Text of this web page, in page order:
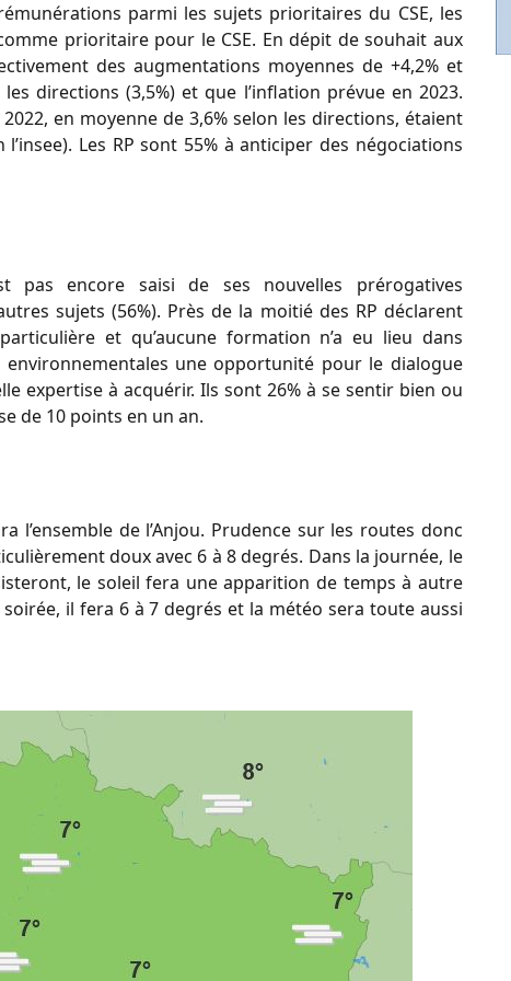
parmi les sujets prioritaires du CSE, les
prioritaire pour le CSE. En dépit de souhait aux
des augmentations moyennes de +4,2% et
directions (3,5%) et que l’inflation prévue en 2023.
en moyenne de 3,6% selon les directions, étaient
Les RP sont 55% à anticiper des négociations
pas encore saisi de ses nouvelles prérogatives
sujets (56%). Près de la moitié des RP déclarent
et qu’aucune formation n’a eu lieu dans
environnementales une opportunité pour le dialogue
expertise à acquérir. Ils sont 26% à se sentir bien ou
de 10 points en un an.
de l’Anjou. Prudence sur les routes donc
doux avec 6 à 8 degrés. Dans la journée, le
le soleil fera une apparition de temps à autre
il fera 6 à 7 degrés et la météo sera toute aussi